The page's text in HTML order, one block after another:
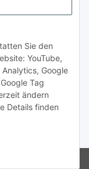
Sie den
YouTube,
Google
Tag
ändern
Details finden